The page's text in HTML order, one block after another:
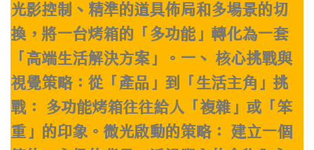
光影控制、精準的道具佈局和多場景的切
換，將一台烤箱的「多功能」轉化為一套
「高端生活解決方案」。一、 核心挑戰與
視覺策略：從「產品」到「生活主角」挑
戰： 多功能烤箱往往給人「複雜」或「笨
重」的印象。微光啟動的策略： 建立一個